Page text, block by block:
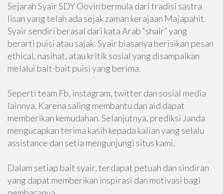
Sejarah Syair SDY Oovin bermula dari tradisi sastra
lisan yang telah ada sejak zaman kerajaan Majapahit.
Syair sendiri berasal dari kata Arab “shair” yang
berarti puisi atau sajak. Syair biasanya berisikan pesan
ethical, nasihat, atau kritik sosial yang disampaikan
melalui bait-bait puisi yang berima.
Seperti team Fb, instagram, twitter dan sosial media
lainnya. Karena saling membantu dan aid dapat
memberikan kemudahan. Selanjutnya, prediksi Janda
mengucapkan terima kasih kepada kalian yang selalu
assistance dan setia mengunjungi situs kami.
Dalam setiap bait syair, terdapat petuah dan sindiran
yang dapat memberikan inspirasi dan motivasi bagi